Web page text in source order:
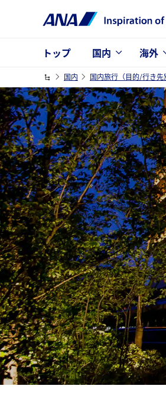
トップ 国内 海外
国内 国内旅行（目的/行き先